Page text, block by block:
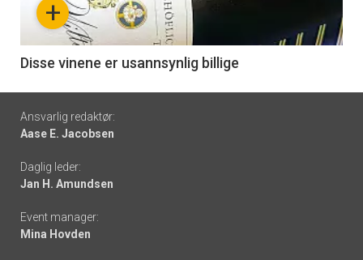
6
+
Disse vinene er usannsynlig billige
Footer
-
links
Ansvarlig redaktør:
Aase E. Jacobsen
Daglig leder:
Jan H. Amundsen
Event manager:
Mina Hovden